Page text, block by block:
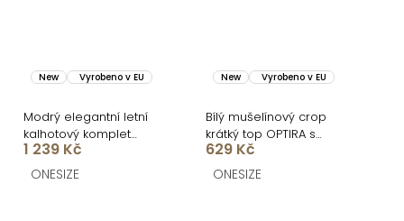
New Vyrobeno v EU
Modrý elegantní letní
kalhotový komplet
ORELISA s ornamenty
1 239 Kč
ONESIZE
New Vyrobeno v EU
Bílý mušelínový crop
krátký top OPTIRA s
dlouhým rukávem
629 Kč
ONESIZE